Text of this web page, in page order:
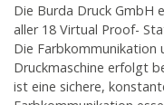
Die Burda Druck GmbH
aller 18 Virtual Proof-
Die Farbkommunikation
Druckmaschine erfolgt
ist eine sichere,